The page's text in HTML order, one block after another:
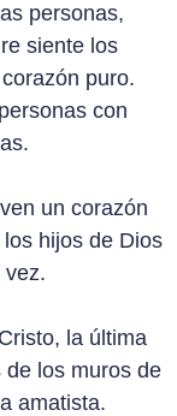
personas,
siente los
puro.
con
un corazón
hijos de Dios
vez.
la última
los muros de
amatista.